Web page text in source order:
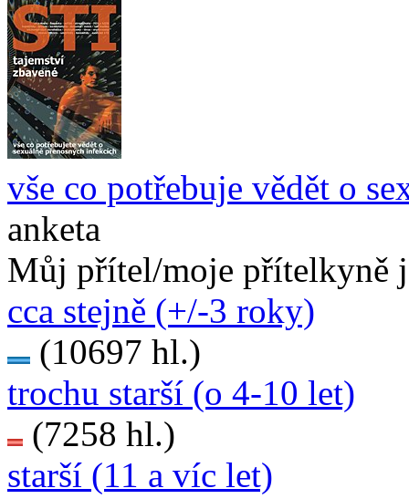
vše co potřebuje vědět o
anketa
Můj přítel/moje přítelkyně
cca stejně (+/-3 roky)
(10697 hl.)
trochu starší (o 4-10 let)
(7258 hl.)
starší (11 a víc let)